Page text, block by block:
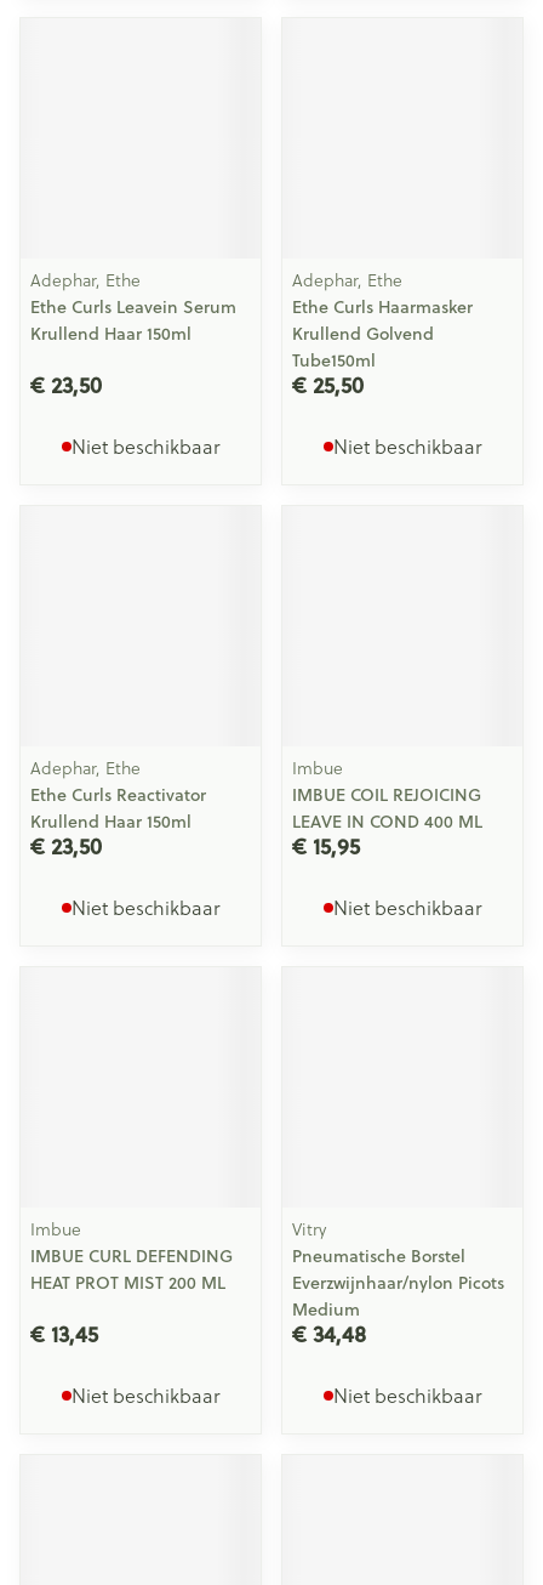
Adephar, Ethe
Ethe Curls Leavein Serum
Krullend Haar 150ml
€ 23,50
Niet beschikbaar
Adephar, Ethe
Ethe Curls Haarmasker
Krullend Golvend
Tube150ml
€ 25,50
Niet beschikbaar
Adephar, Ethe
Ethe Curls Reactivator
Krullend Haar 150ml
€ 23,50
Niet beschikbaar
Imbue
IMBUE COIL REJOICING
LEAVE IN COND 400 ML
€ 15,95
Niet beschikbaar
Imbue
IMBUE CURL DEFENDING
HEAT PROT MIST 200 ML
€ 13,45
Niet beschikbaar
Vitry
Pneumatische Borstel
Everzwijnhaar/nylon Picots
Medium
€ 34,48
Niet beschikbaar